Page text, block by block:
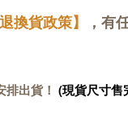
退換貨政策】 ，有
出貨！ (現貨尺寸售